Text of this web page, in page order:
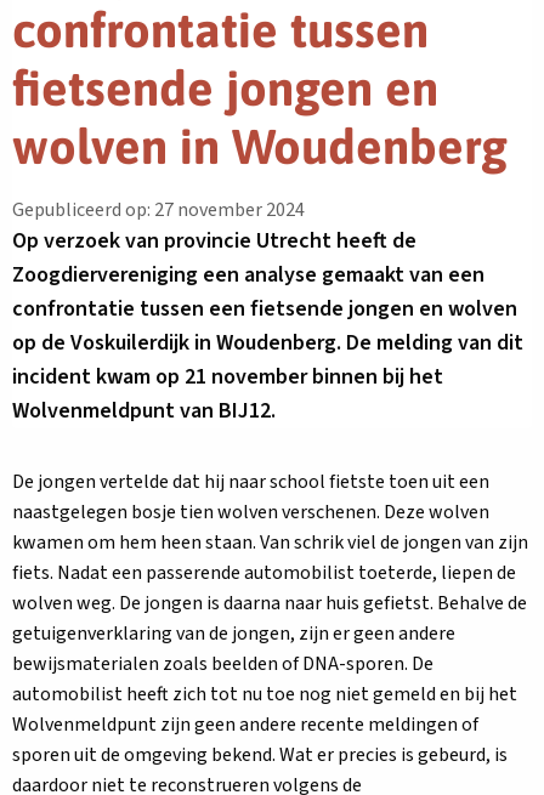
confrontatie tussen
fietsende jongen en
wolven in Woudenberg
Gepubliceerd op: 27 november 2024
Op verzoek van provincie Utrecht heeft de
Zoogdiervereniging een analyse gemaakt van een
confrontatie tussen een fietsende jongen en wolven
op de Voskuilerdijk in Woudenberg. De melding van dit
incident kwam op 21 november binnen bij het
Wolvenmeldpunt van BIJ12.
De jongen vertelde dat hij naar school fietste toen uit een
naastgelegen bosje tien wolven verschenen. Deze wolven
kwamen om hem heen staan. Van schrik viel de jongen van zijn
fiets. Nadat een passerende automobilist toeterde, liepen de
wolven weg. De jongen is daarna naar huis gefietst. Behalve de
getuigenverklaring van de jongen, zijn er geen andere
bewijsmaterialen zoals beelden of DNA-sporen. De
automobilist heeft zich tot nu toe nog niet gemeld en bij het
Wolvenmeldpunt zijn geen andere recente meldingen of
sporen uit de omgeving bekend. Wat er precies is gebeurd, is
daardoor niet te reconstrueren volgens de